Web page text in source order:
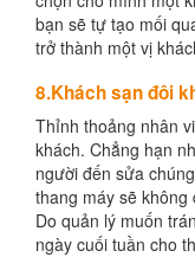
bạn sẽ tự tạo mối
trở thành một vị
8.Khách sạn đôi
Thỉnh thoảng nhân
khách. Chẳng hạn
người đến sửa
thang máy sẽ
Do quản lý muốn
ngày cuối tuần cho